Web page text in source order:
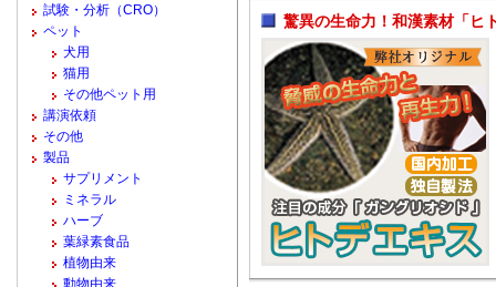
驚異の生命力！和漢素材「ヒ
試験・分析（CRO）
ペット
犬用
猫用
その他ペット用
講演依頼
その他
製品
サプリメント
ミネラル
ハーブ
葉緑素食品
植物由来
動物由来